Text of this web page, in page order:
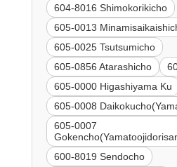
604-8016 Shimokorikicho
605-0013
605-0025 Tsutsumicho
605-0856 Atarashicho
605-0000 Higashiyama Ku
605-0008
605-0007
600-8019 Sendocho